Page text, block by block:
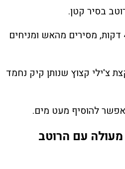
2. מבשלים תוך ערבוב כ־4 דקות, מסירים מהאש ומניחים
צ'ילי קצוץ שנותן קיק נחמד
אפשר להוסיף מעט מים.
עם הרוטב